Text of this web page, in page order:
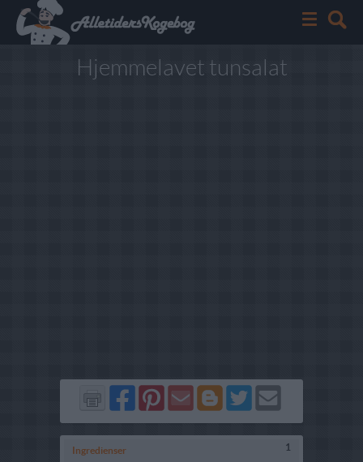
Hjemmelavet tunsalat
Del
på
Facebook
Del
på
Pinterest
Send
via
GMail
Del
på
Blogger
Del
på
Twitter
Send
Ingredienser 1